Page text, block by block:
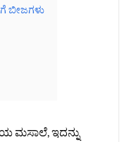
ಬೀಜಗಳು
ಮಸಾಲೆ, ಇದನ್ನು